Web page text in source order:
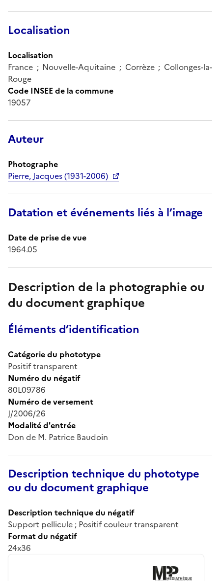
Localisation
Localisation
France ; Nouvelle-Aquitaine ; Corrèze ; Collonges-la-
Rouge
Code INSEE de la commune
19057
Auteur
Photographe
Pierre, Jacques (1931-2006)
Datation et événements liés à l’image
Date de prise de vue
1964.05
Description de la photographie ou
du document graphique
Éléments d’identification
Catégorie du phototype
Positif transparent
Numéro du négatif
80L09786
Numéro de versement
J/2006/26
Modalité d'entrée
Don de M. Patrice Baudoin
Description technique du phototype
ou du document graphique
Description technique du négatif
Support pellicule ; Positif couleur transparent
Format du négatif
24x36